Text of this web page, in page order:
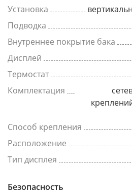
Установка
Подводка
Внутреннее покрытие бака
Дисплей
Термостат
Комплектация
Способ крепления
Расположение
Тип дисплея
Безопасность